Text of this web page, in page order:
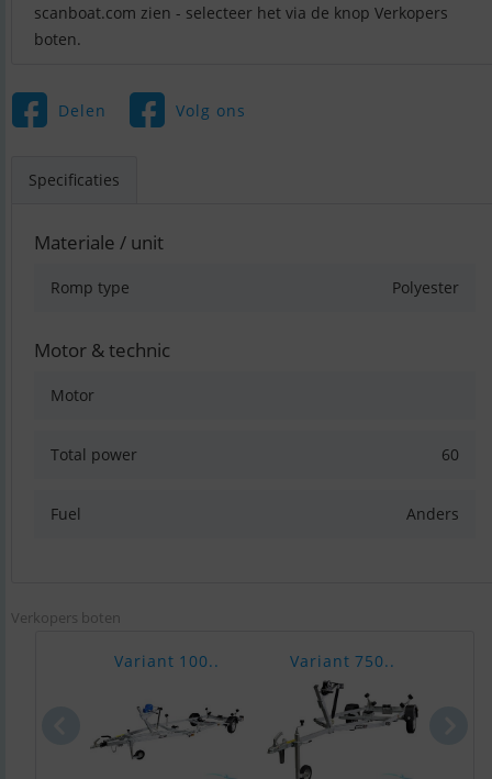
scanboat.com zien - selecteer het via de knop Verkopers
boten.
Delen Volg ons
Specificaties
Materiale / unit
Romp type Polyester
Motor & technic
Motor
Total power 60
Fuel Anders
Verkopers boten
Variant 100.. Variant 750..